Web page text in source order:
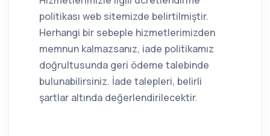
politikası web sitemizde belirtilmiştir.
Herhangi bir sebeple hizmetlerimizden
memnun kalmazsanız, iade politikamız
doğrultusunda geri ödeme talebinde
bulunabilirsiniz. İade talepleri, belirli
şartlar altında değerlendirilecektir.